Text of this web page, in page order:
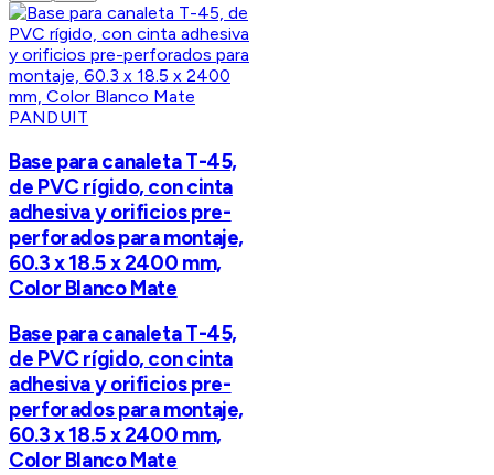
PANDUIT
Base para canaleta T-45,
de PVC rígido, con cinta
adhesiva y orificios pre-
perforados para montaje,
60.3 x 18.5 x 2400 mm,
Color Blanco Mate
Base para canaleta T-45,
de PVC rígido, con cinta
adhesiva y orificios pre-
perforados para montaje,
60.3 x 18.5 x 2400 mm,
Color Blanco Mate